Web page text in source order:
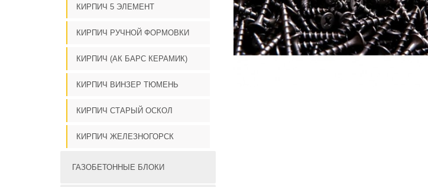
КИРПИЧ 5 ЭЛЕМЕНТ
КИРПИЧ РУЧНОЙ ФОРМОВКИ
КИРПИЧ (АК БАРС КЕРАМИК)
КИРПИЧ ВИНЗЕР ТЮМЕНЬ
КИРПИЧ СТАРЫЙ ОСКОЛ
КИРПИЧ ЖЕЛЕЗНОГОРСК
ГАЗОБЕТОННЫЕ БЛОКИ